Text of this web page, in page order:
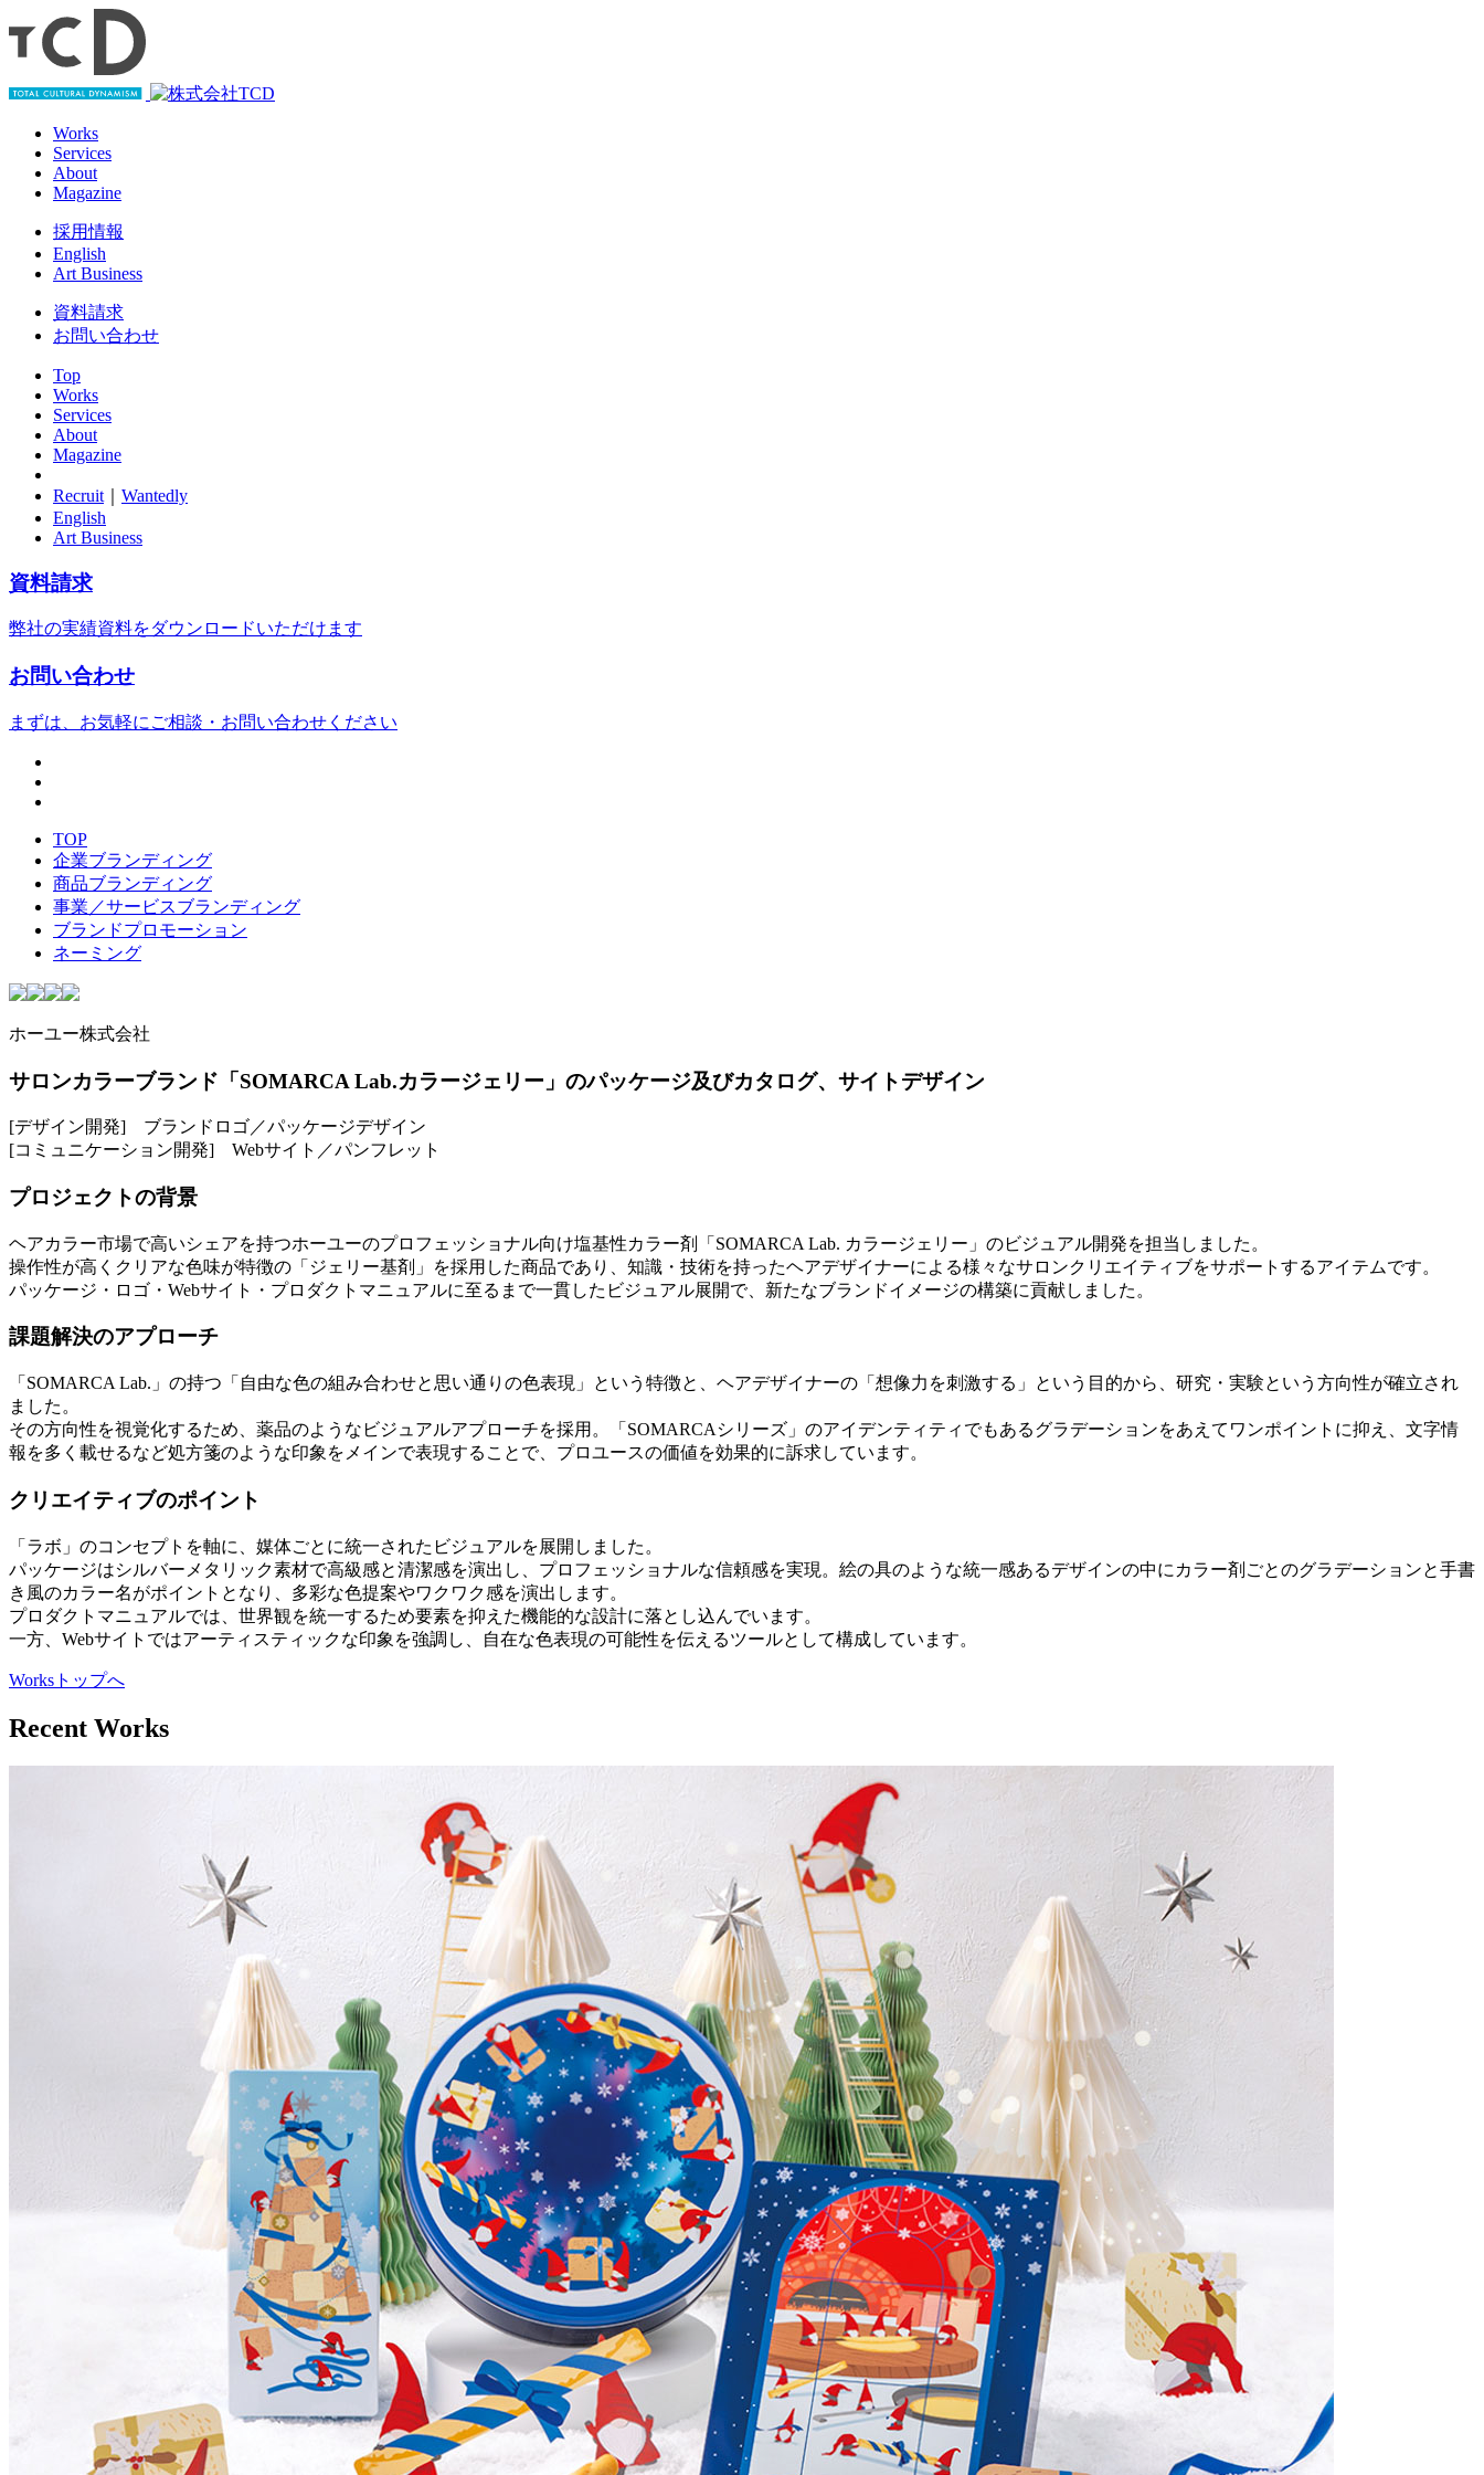
Works
Services
About
Magazine
採用情報
English
Art Business
資料請求
お問い合わせ
Top
Works
Services
About
Magazine
Recruit
Wantedly
English
Art Business
資料請求
弊社の実績資料をダウンロードいただけます
お問い合わせ
まずは、お気軽にご相談・お問い合わせください
TOP
企業ブランディング
商品ブランディング
事業／サービスブランディング
ブランドプロモーション
ネーミング
ホーユー株式会社
サロンカラーブランド「SOMARCA Lab.カラージェリー」のパッケージ及びカタログ、サイトデザイン
[デザイン開発] ブランドロゴ／パッケージデザイン
[コミュニケーション開発] Webサイト／パンフレット
プロジェクトの背景
ヘアカラー市場で高いシェアを持つホーユーのプロフェッショナル向け塩基性カラー剤「SOMARCA Lab. カラージェリー」のビジュアル開発を担当しました。
操作性が高くクリアな色味が特徴の「ジェリー基剤」を採用した商品であり、知識・技術を持ったヘアデザイナーによる様々なサロンクリエイティブをサポートするアイテムです。
パッケージ・ロゴ・Webサイト・プロダクトマニュアルに至るまで一貫したビジュアル展開で、新たなブランドイメージの構築に貢献しました。
課題解決のアプローチ
「SOMARCA Lab.」の持つ「自由な色の組み合わせと思い通りの色表現」という特徴と、ヘアデザイナーの「想像力を刺激する」という目的から、研究・実験という方向性が確立され
ました。
その方向性を視覚化するため、薬品のようなビジュアルアプローチを採用。「SOMARCAシリーズ」のアイデンティティでもあるグラデーションをあえてワンポイントに抑え、文字情
報を多く載せるなど処方箋のような印象をメインで表現することで、プロユースの価値を効果的に訴求しています。
クリエイティブのポイント
「ラボ」のコンセプトを軸に、媒体ごとに統一されたビジュアルを展開しました。
パッケージはシルバーメタリック素材で高級感と清潔感を演出し、プロフェッショナルな信頼感を実現。絵の具のような統一感あるデザインの中にカラー剤ごとのグラデーションと手書
き風のカラー名がポイントとなり、多彩な色提案やワクワク感を演出します。
プロダクトマニュアルでは、世界観を統一するため要素を抑えた機能的な設計に落とし込んでいます。
一方、Webサイトではアーティスティックな印象を強調し、自在な色表現の可能性を伝えるツールとして構成しています。
Worksトップへ
Recent Works